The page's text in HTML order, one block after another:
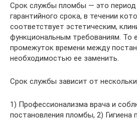
Срок службы пломбы — это период
гарантийного срока, в течении
соответствует эстетическим,
функциональным требованиям. То
промежуток времени между
необходимостью ее заменить.
Срок службы зависит от
1) Профессионализма врача и
постановления пломбы, 2) Гигиена